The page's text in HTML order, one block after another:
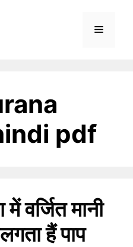
Menu
pdf
वर्जित मानी
हैं पाप